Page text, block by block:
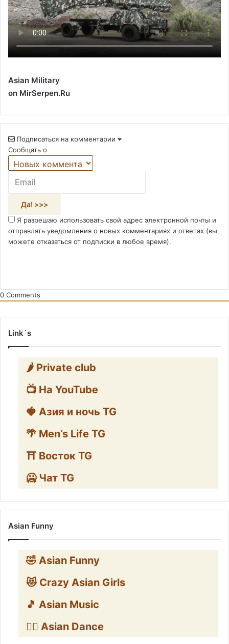
Asian Military
on MirSerpen.Ru
Подписаться на комментарии
Сообщать о
Я разрешаю использовать свой адрес электронной почты и
отправлять уведомления о новых комментариях и ответах (вы
можете отказаться от подписки в любое время).
0 Comments
Link`s
🌶️ Private club
📺 На YouTube
🍓 Азия и ночь TG
🌴 Men’s Life TG
⛩️ Восток TG
🥶 Чат TG
Asian Funny
🤣 Asian Funny
😻 Crazy Asian Girls
🎵 Asian Music
👯‍♀️ Asian Dance